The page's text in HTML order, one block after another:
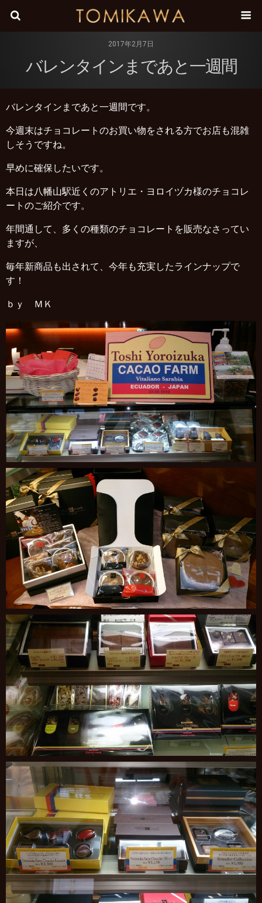
株式会
2017年2月7日
バレンタインまであと一週間
バレンタインまであと一週間です。
今週末はチョコレートのお買い物をされる方でお店も混雑
しそうですね。
早めに確保したいです。
本日は八幡山駅近くのアトリエ・ヨロイヅカ様のチョコレ
ートのご紹介です。
年間通して、多くの種類のチョコレートを販売なさってい
ますが、
毎年新商品も出されて、今年も充実したラインナップで
す！
ｂｙ ＭＫ